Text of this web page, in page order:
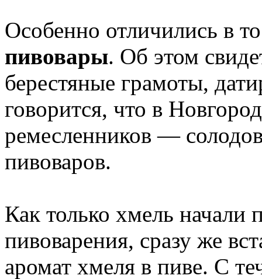
Особенно отличились в
пивовары. Об этом
берестяные грамоты,
говорится, что в
ремесленников —
пивоваров.
Как только хмель начали
пивоварения, сразу же
аромат хмеля в пиве. С